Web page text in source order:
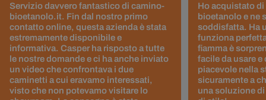
Servizio davvero fantastico di camino-
bioetanolo.it. Fin dal nostro primo
contatto online, questa azienda è stata
estremamente disponibile e
informativa. Casper ha risposto a tutte
le nostre domande e ci ha anche inviato
un video che confrontava i due
caminetti a cui eravamo interessati,
visto che non potevamo visitare lo
Ho acquistato di
bioetanolo e ne
soddisfatta. Ha
funziona
fiamma è
facile da usare e
piacevole nella
sicuramente a
una soluzione